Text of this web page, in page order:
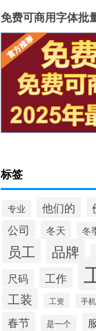
免费可商用字体批
标签
专业 他们的
公司 冬天 冬
员工 品牌
尺码
工作
工装 工资 手机
春节 是一个